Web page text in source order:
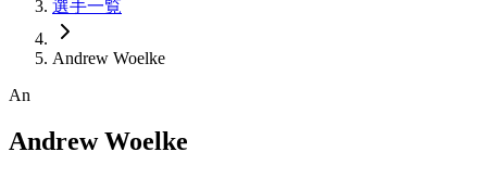
選手一覧
Andrew Woelke
An
Andrew Woelke